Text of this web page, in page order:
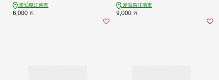
ル 氷 食べ比べ 詰め合わせ 贈り物 夏
愛知県江南市
6,000 円
知県愛知県江南市
9,000 円